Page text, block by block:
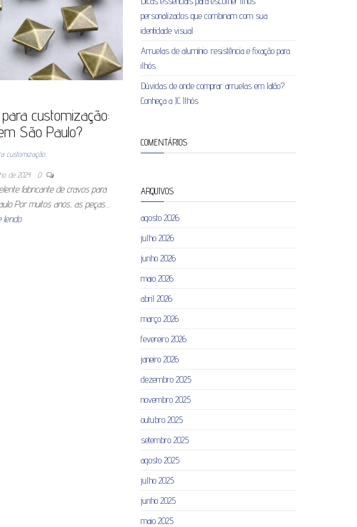
customização:
São Paulo?
customização
de 2024 0
fabricante de cravos para
Por muitos anos, as peças…
lendo
personalizados que combinam com sua
identidade visual
Arruelas de alumínio: resistência e fixação para
ilhós
Dúvidas de onde comprar arruelas em latão?
Conheça a JC Ilhós
COMENTÁRIOS
ARQUIVOS
agosto 2026
julho 2026
junho 2026
maio 2026
abril 2026
março 2026
fevereiro 2026
janeiro 2026
dezembro 2025
novembro 2025
outubro 2025
setembro 2025
agosto 2025
julho 2025
junho 2025
maio 2025